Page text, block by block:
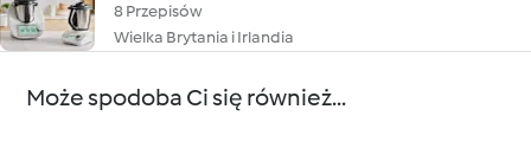
8 Przepisów
Wielka Brytania i Irlandia
Może spodoba Ci się również...